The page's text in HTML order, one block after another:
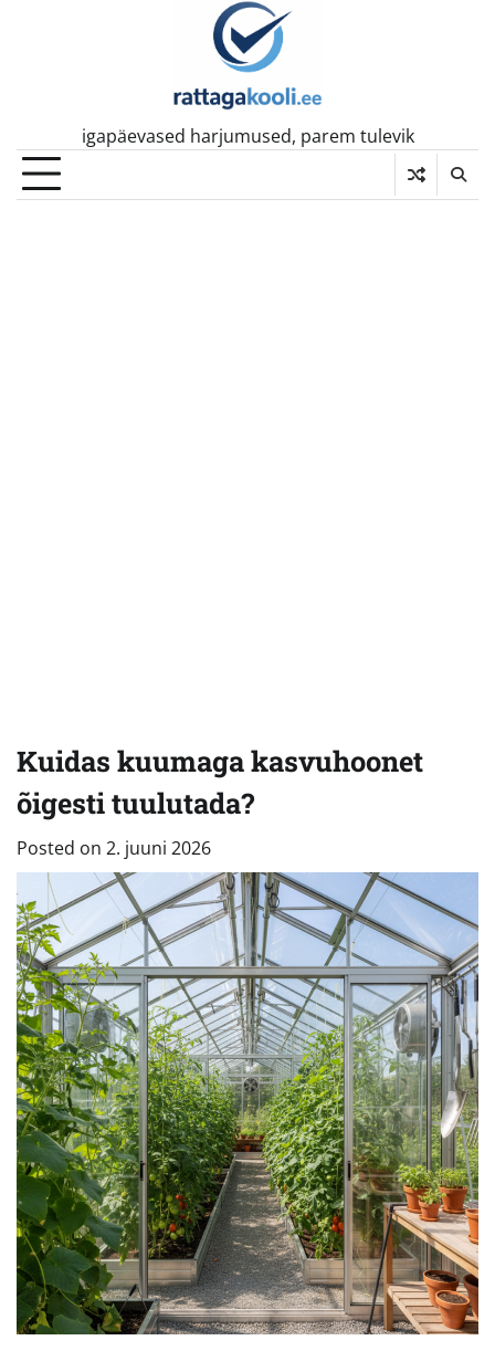
igapäevased harjumused, parem tulevik
Kuidas kuumaga kasvuhoonet
õigesti tuulutada?
Posted on 2. juuni 2026